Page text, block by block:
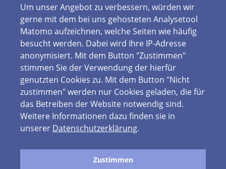
Um unser Angebot zu verbessern, würden wir
gerne mit dem bei uns gehosteten Analysetool
Matomo aufzeichnen, welche Seiten wie häufig
besucht werden. Dabei wird Ihre IP-Adresse
anonymisiert. Mit dem Button "Zustimmen"
stimmen Sie der Verwendung der hierfür
genutzten Cookies zu. Mit dem Button "Nicht
zustimmen" werden nur Cookies geladen, die für
das Betreiben der Website notwendig sind.
Weitere Informationen dazu finden sie in
unserer Datenschutzerklärung.
Zustimmen